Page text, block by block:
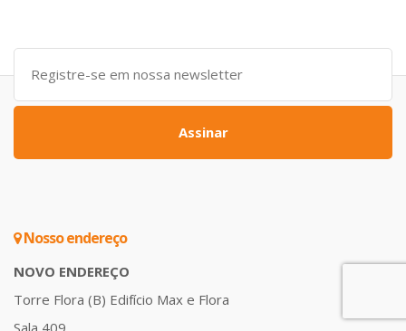
Assinar
Nosso endereço
NOVO ENDEREÇO
Torre Flora (B) Edifício Max e Flora
Sala 409